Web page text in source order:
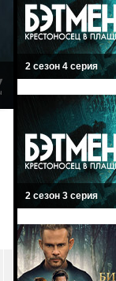
2 сезон 4 серия
2 сезон 3 серия